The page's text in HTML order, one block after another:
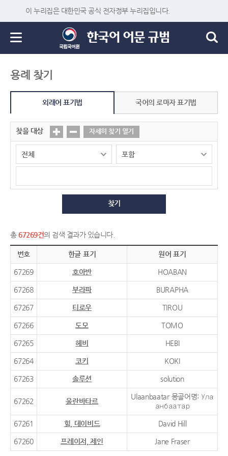
이 누리집은 대한민국 공식 전자정부 누리집입니다.
용례 찾기
외래어 표기법 국어의 로마자 표기법
찾을 대상 자세히 찾기 열기
찾기
총 67269건의 검색 결과가 있습니다.
번호 한글 표기 원어 표기
67269 호아반 HOABAN
67268 부라파 BURAPHA
67267 티로우 TIROU
67266 도모 TOMO
67265 헤비 HEBI
67264 코키 KOKI
67263 솔루션 solution
67262 울란바타르
Ulaanbaatar 몽골어명: Ула
анбаатар
67261 힐, 데이비드 David Hill
67260 프레이저, 제인 Jane Fraser